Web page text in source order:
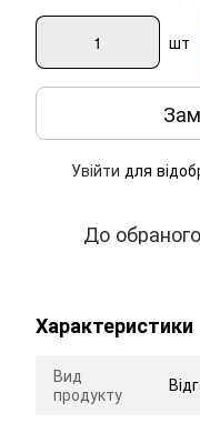
шт
Увійти для
До обраного
Характеристики
Вид
продукту